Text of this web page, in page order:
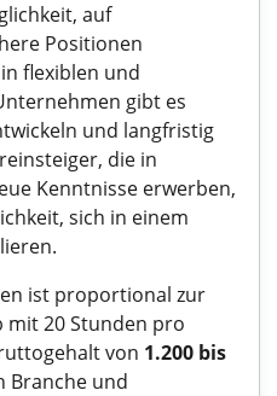
auf
Positionen
flexiblen und
gibt es
und langfristig
die in
Kenntnisse erwerben,
sich in einem
ist proportional zur
mit 20 Stunden pro
von 1.200 bis
Branche und